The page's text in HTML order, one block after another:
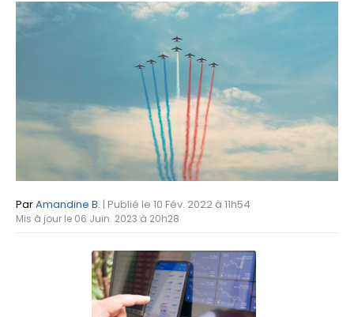
ParAmandine B. | Publié le 10 Fév. 2022 à 11h54
Mis à jour le 06 Juin. 2023 à 20h28